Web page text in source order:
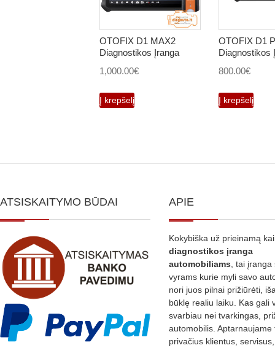
OTOFIX D1 MAX2
Diagnostikos Įranga
1,000.00€
Į krepšelį
OTOFIX D1
Diagnostikos
800.00€
Į krepšelį
ATSISKAITYMO BŪDAI APIE
Kokybiška už prieinamą
diagnostikos įranga
automobiliams , tai
vyrams kurie myli savo
nori juos pilnai prižiūrėti,
būklę realiu laiku. Kas gali
svarbiau nei tvarkingas,
automobilis. Aptarnaujame
privačius klientus,